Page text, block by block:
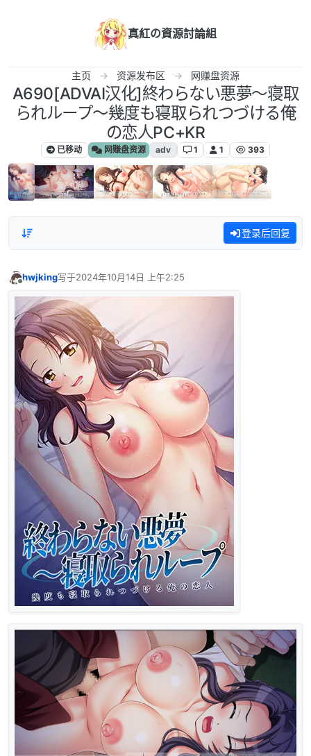
真紅の資源討論組
主页 资源发布区 网赚盘资源
A690[ADVAI汉化]終わらない悪夢～寝取
られループ～幾度も寝取られつづける俺
の恋人PC+KR
已移动 网赚盘资源 adv 1 1 393
登录后回复
hwjking写于2024年10月14日 上午2:25
最后由 编辑